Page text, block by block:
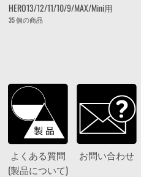
HERO13/12/11/10/9/MAX/Mini用
35 個の商品
よくある質問
(製品について)
お問い合わせ